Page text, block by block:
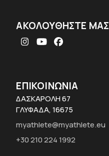
ΑΚΟΛΟΥΘΗΣΤΕ ΜΑΣ
Instagram
YouTubeFacebook
ΕΠΙΚΟΙΝΩΝΙΑ
ΔΑΣΚΑΡΟΛΗ 67
ΓΛΥΦΑΔΑ, 16675
myathlete@myathlete.eu
+30 210 224 1992